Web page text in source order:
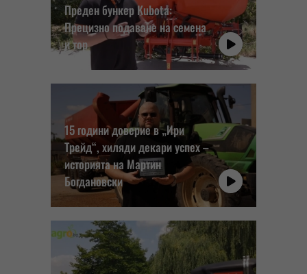
Преден бункер Kubota:
Прецизно подаване на семена
и тор
15 години доверие в „Ири
Трейд“, хиляди декари успех –
историята на Мартин
Богдановски